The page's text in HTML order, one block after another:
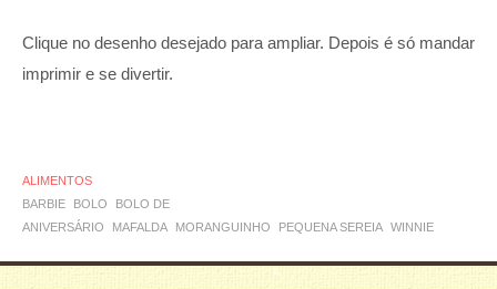
Clique no desenho desejado para ampliar. Depois é só mandar
imprimir e se divertir.
ALIMENTOS
BARBIE
BOLO
BOLO DE
ANIVERSÁRIO
MAFALDA MORANGUINHO PEQUENA SEREIA WINNIE